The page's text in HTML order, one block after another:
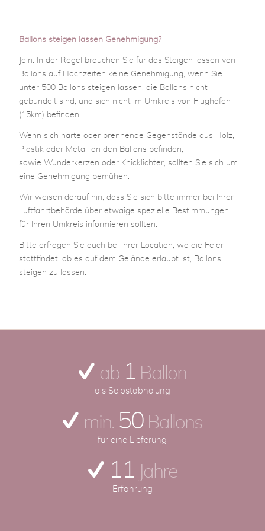
Ballons steigen lassen Genehmigung?
Jein. In der Regel brauchen Sie für das Steigen lassen von
Ballons auf Hochzeiten keine Genehmigung, wenn Sie
unter 500 Ballons steigen lassen, die Ballons nicht
gebündelt sind, und sich nicht im Umkreis von Flughäfen
(15km) befinden.
Wenn sich harte oder brennende Gegenstände aus Holz,
Plastik oder Metall an den Ballons befinden,
sowie Wunderkerzen oder Knicklichter, sollten Sie sich um
eine Genehmigung bemühen.
Wir weisen darauf hin, dass Sie sich bitte immer bei Ihrer
Luftfahrtbehörde über etwaige spezielle Bestimmungen
für Ihren Umkreis informieren sollten.
Bitte erfragen Sie auch bei Ihrer Location, wo die Feier
stattfindet, ob es auf dem Gelände erlaubt ist, Ballons
steigen zu lassen.
ab 1 Ballon
als Selbstabholung
min. 50Ballons
für eine Lieferung
11 Jahre
Erfahrung